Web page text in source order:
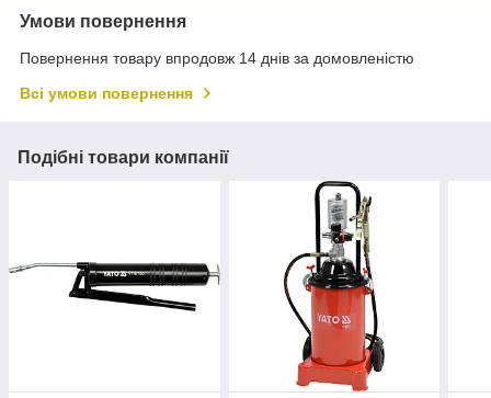
Умови повернення
Повернення товару впродовж 14 днів за домовленістю
Всі умови повернення
Подібні товари компанії